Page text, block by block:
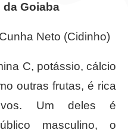
Goiaba
Neto (Cidinho)
C, potássio, cálcio
outras frutas, é rica
Um deles é
masculino, o